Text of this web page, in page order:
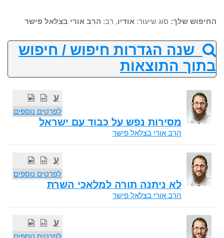
החיפוש שלך: סוג שיעור: אודיו, רב: הרב אורי בצלאל פישר
שנה הגדרות חיפוש / חיפוש
בתוך התוצאות
ע
לפרטים נוספים
מסירות נפש על כבוד עם ישראל
הרב אורי בצלאל פישר
ע
לפרטים נוספים
לא ניתנה תורה למלאכי השרת
הרב אורי בצלאל פישר
ע
לפרטים נוספים